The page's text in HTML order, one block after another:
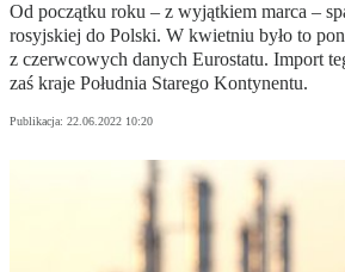
Od początku roku – z wyjątkiem marca –
rosyjskiej do Polski. W kwietniu było to
z czerwcowych danych Eurostatu. Import
zaś kraje Południa Starego Kontynentu.
Publikacja: 22.06.2022 10:20